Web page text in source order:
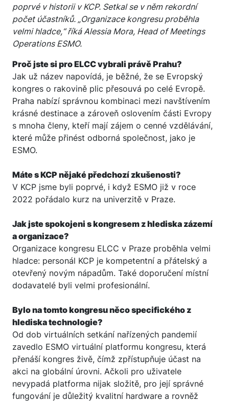
poprvé v historii v KCP. Setkal se v něm rekordní
počet účastníků. „Organizace kongresu proběhla
velmi hladce,“ říká Alessia Mora, Head of Meetings
Operations ESMO.
Proč jste si pro ELCC vybrali právě Prahu?
Jak už název napovídá, je běžné, že se Evropský
kongres o rakovině plic přesouvá po celé Evropě.
Praha nabízí správnou kombinaci mezi navštívením
krásné destinace a zároveň oslovením části Evropy
s mnoha členy, kteří mají zájem o cenné vzdělávání,
které může přinést odborná společnost, jako je
ESMO.
Máte s KCP nějaké předchozí zkušenosti?
V KCP jsme byli poprvé, i když ESMO již v roce
2022 pořádalo kurz na univerzitě v Praze.
Jak jste spokojeni s kongresem z hlediska zázemí
a organizace?
Organizace kongresu ELCC v Praze proběhla velmi
hladce: personál KCP je kompetentní a přátelský a
otevřený novým nápadům. Také doporučení místní
dodavatelé byli velmi profesionální.
Bylo na tomto kongresu něco specifického z
hlediska technologie?
Od dob virtuálních setkání nařízených pandemií
zavedlo ESMO virtuální platformu kongresu, která
přenáší kongres živě, čímž zpřístupňuje účast na
akci na globální úrovni. Ačkoli pro uživatele
nevypadá platforma nijak složitě, pro její správné
fungování je důležitý kvalitní hardware a rovněž